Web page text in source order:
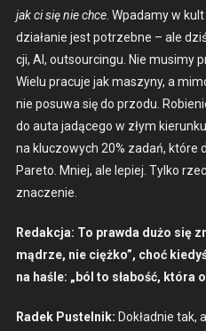
jak ci się nie chce. Wpadamy w
dzi­ałanie jest potrzeb­ne – ale
cji, AI, out­sourcin­gu. Nie musimy
Wielu pracu­je jak maszyny, a
nie posuwa się do przo­du.
do auta jadącego w złym
na kluc­zowych 20% zadań, które
Pare­to. Mniej, ale lep­iej. Tylko
znacze­nie.
Redakc­ja: To praw­da dużo się
mądrze, nie ciężko”, choć
na haśle: „ból to słabość, która
Radek Pustel­nik: Dokład­nie tak,